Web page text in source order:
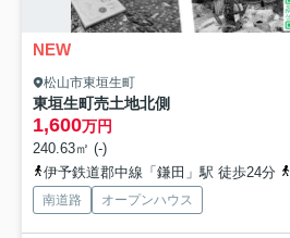
NEW
松山市東垣生町
東垣生町売土地北側
1,600万円
240.63㎡ (-)
伊予鉄道郡中線「鎌田」駅 徒歩24分
南道路 オープンハウス